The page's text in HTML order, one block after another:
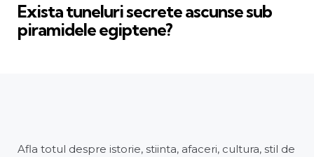
Exista tuneluri secrete ascunse sub
piramidele egiptene?
Afla totul despre istorie, stiinta, afaceri, cultura, stil de